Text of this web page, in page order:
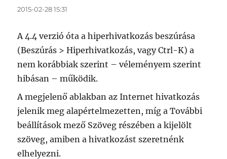
2015-02-28 15:31
A 4.4 verzió óta a hiperhivatkozás beszúrása
(Beszúrás > Hiperhivatkozás, vagy Ctrl-K) a
nem korábbiak szerint – véleményem szerint
hibásan – működik.
A megjelenő ablakban az Internet hivatkozás
jelenik meg alapértelmezetten, míg a További
beállítások mező Szöveg részében a kijelölt
szöveg, amiben a hivatkozást szeretnénk
elhelyezni.